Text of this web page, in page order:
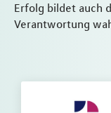
Erfolg bildet auch
Verantwortung